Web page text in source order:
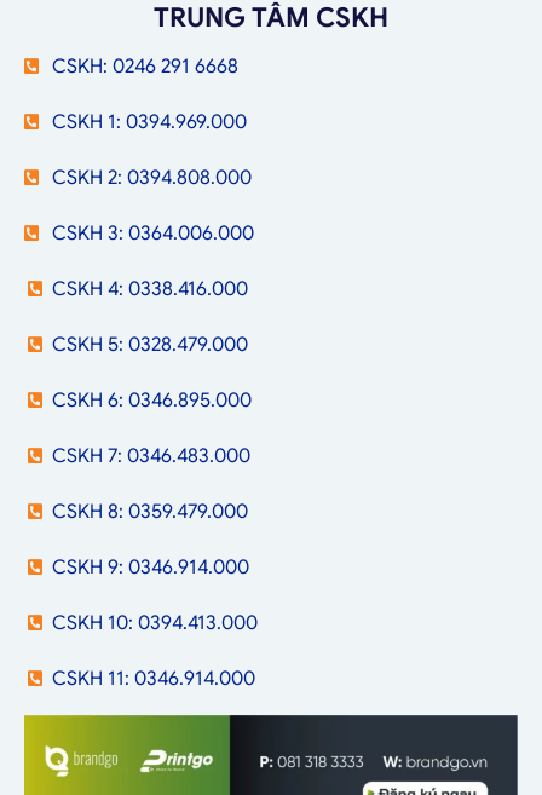
TRUNG TÂM CSKH
CSKH: 0246 291 6668
CSKH 1: 0394.969.000
CSKH 2: 0394.808.000
CSKH 3: 0364.006.000
CSKH 4: 0338.416.000
CSKH 5: 0328.479.000
CSKH 6: 0346.895.000
CSKH 7: 0346.483.000
CSKH 8: 0359.479.000
CSKH 9: 0346.914.000
CSKH 10: 0394.413.000
CSKH 11: 0346.914.000